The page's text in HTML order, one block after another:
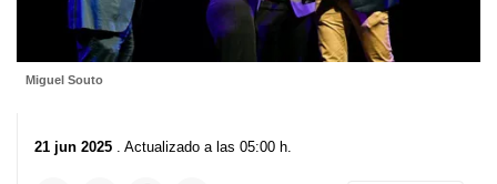
Miguel Souto
21 jun 2025 . Actualizado a las 05:00 h.